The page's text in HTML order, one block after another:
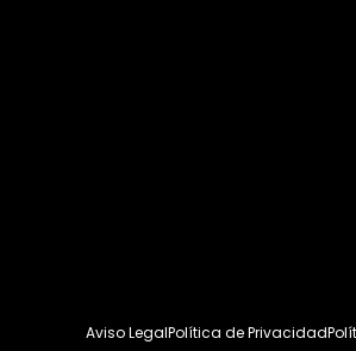
Aviso LegalPolítica de Privacidad